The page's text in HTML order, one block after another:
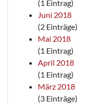
(1 Eintrag)
Juni 2018
(2 Einträge)
Mai 2018
(1 Eintrag)
April 2018
(1 Eintrag)
März 2018
(3 Einträge)